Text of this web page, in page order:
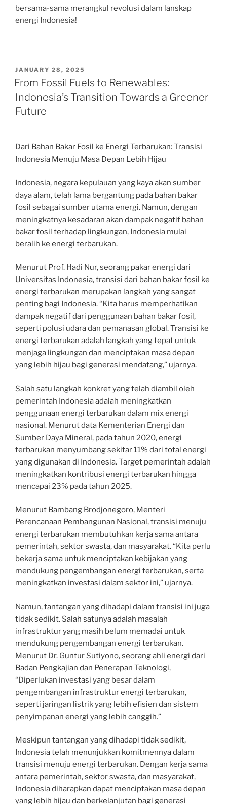
bersama-sama merangkul revolusi dalam lanskap
energi Indonesia!
POSTED
ON
JANUARY 28, 2025
From Fossil Fuels to Renewables:
Indonesia’s Transition Towards a Greener
Future
Dari Bahan Bakar Fosil ke Energi Terbarukan: Transisi
Indonesia Menuju Masa Depan Lebih Hijau
Indonesia, negara kepulauan yang kaya akan sumber
daya alam, telah lama bergantung pada bahan bakar
fosil sebagai sumber utama energi. Namun, dengan
meningkatnya kesadaran akan dampak negatif bahan
bakar fosil terhadap lingkungan, Indonesia mulai
beralih ke energi terbarukan.
Menurut Prof. Hadi Nur, seorang pakar energi dari
Universitas Indonesia, transisi dari bahan bakar fosil ke
energi terbarukan merupakan langkah yang sangat
penting bagi Indonesia. “Kita harus memperhatikan
dampak negatif dari penggunaan bahan bakar fosil,
seperti polusi udara dan pemanasan global. Transisi ke
energi terbarukan adalah langkah yang tepat untuk
menjaga lingkungan dan menciptakan masa depan
yang lebih hijau bagi generasi mendatang,” ujarnya.
Salah satu langkah konkret yang telah diambil oleh
pemerintah Indonesia adalah meningkatkan
penggunaan energi terbarukan dalam mix energi
nasional. Menurut data Kementerian Energi dan
Sumber Daya Mineral, pada tahun 2020, energi
terbarukan menyumbang sekitar 11% dari total energi
yang digunakan di Indonesia. Target pemerintah adalah
meningkatkan kontribusi energi terbarukan hingga
mencapai 23% pada tahun 2025.
Menurut Bambang Brodjonegoro, Menteri
Perencanaan Pembangunan Nasional, transisi menuju
energi terbarukan membutuhkan kerja sama antara
pemerintah, sektor swasta, dan masyarakat. “Kita perlu
bekerja sama untuk menciptakan kebijakan yang
mendukung pengembangan energi terbarukan, serta
meningkatkan investasi dalam sektor ini,” ujarnya.
Namun, tantangan yang dihadapi dalam transisi ini juga
tidak sedikit. Salah satunya adalah masalah
infrastruktur yang masih belum memadai untuk
mendukung pengembangan energi terbarukan.
Menurut Dr. Guntur Sutiyono, seorang ahli energi dari
Badan Pengkajian dan Penerapan Teknologi,
“Diperlukan investasi yang besar dalam
pengembangan infrastruktur energi terbarukan,
seperti jaringan listrik yang lebih efisien dan sistem
penyimpanan energi yang lebih canggih.”
Meskipun tantangan yang dihadapi tidak sedikit,
Indonesia telah menunjukkan komitmennya dalam
transisi menuju energi terbarukan. Dengan kerja sama
antara pemerintah, sektor swasta, dan masyarakat,
Indonesia diharapkan dapat menciptakan masa depan
yang lebih hijau dan berkelanjutan bagi generasi